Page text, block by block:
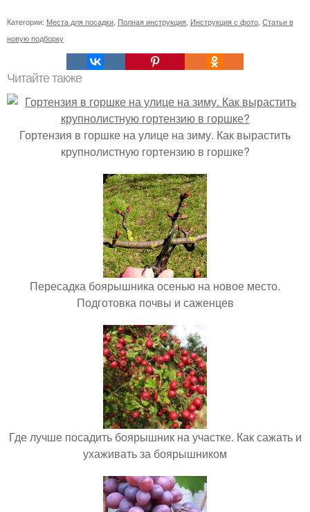
Категории: Места для посадки Полная инструкция Инструкция с фото Статьи в
новую подборку
Читайте также
Гортензия в горшке на улице на зиму. Как вырастить
крупнолистную гортензию в горшке?
Пересадка боярышника осенью на новое место.
Подготовка почвы и саженцев
Где лучше посадить боярышник на участке. Как сажать и
ухаживать за боярышником